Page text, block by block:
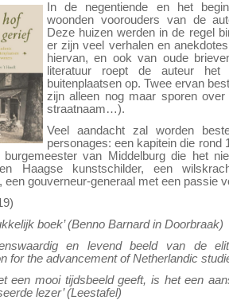
In de negentiende en het
woonden voorouders van de
Deze huizen werden in de regel
er zijn veel verhalen en
hiervan, en ook van oude
literatuur roept de auteur
buitenplaatsen op. Twee ervan
zijn alleen nog maar sporen over
straatnaam…).
Veel aandacht zal worden
personages: een kapitein die rond
burgemeester van Middelburg die het
Haagse kunstschilder, een
een gouverneur-generaal met een passie
boek’ (Benno Barnard in Doorbraak)
en levend beeld van de
for the advancement of Netherlandic
een mooi tijdsbeeld geeft, is het een
lezer’ (Leestafel)